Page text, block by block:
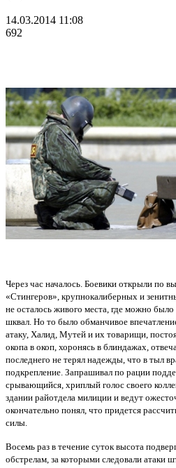
14.03.2014 11:08
692
Через час началось. Боевики открыли по
«Стингеров», крупнокалиберных и
не осталось живого места, где можно
шквал. Но то было обманчивое
атаку, Халид, Мутей и их товарищи,
окопа в окоп, хоронясь в блиндажах,
последнего не терял надежды, что в тыл
подкрепление. Запрашивал по рации
срывающийся, хриплый голос своего
здании райотдела милиции и ведут
окончательно понял, что придется
силы.
Восемь раз в течение суток высота
обстрелам, за которыми следовали атаки